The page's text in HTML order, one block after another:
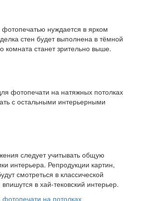
нуждается в ярком
стен будет выполнена в тёмной
комната станет зрительно выше.
фотопечати на натяжных потолках
с остальными интерьерными
следует учитывать общую
интерьера. Репродукции картин,
смотреться в классической
в хай-тековский интерьер.